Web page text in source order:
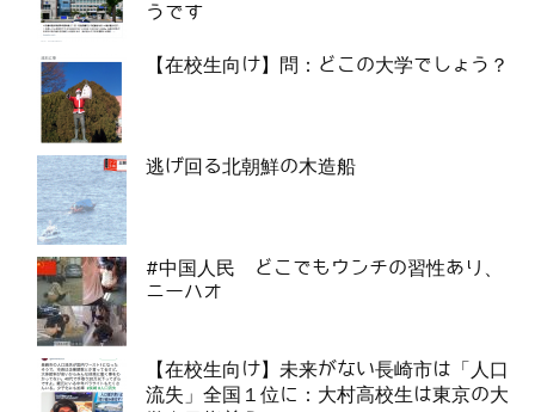
うです
【在校生向け】問：どこの大学でしょう？
逃げ回る北朝鮮の木造船
#中国人民 どこでもウンチの習性あり、
ニーハオ
【在校生向け】未来がない長崎市は「人口
流失」全国１位に：大村高校生は東京の大